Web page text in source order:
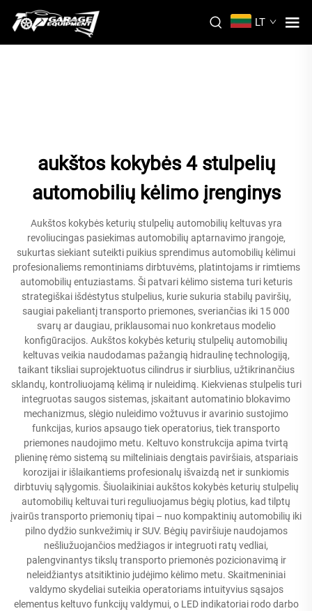
LT
aukštos kokybės 4 stulpelių
automobilių kėlimo įrenginys
Aukštos kokybės keturių stulpelių automobilių keltuvas yra
revoliucingas pasiekimas automobilių aptarnavimo įrangoje,
sukurtas siekiant suteikti puikius sprendimus automobilių kėlimui
profesionaliems remontiniams dirbtuvėms, platintojams ir rimtiems
automobilių entuziastams. Ši patvari kėlimo sistema turi keturis
strategiškai išdėstytus stulpelius, kurie sukuria stabilų paviršių,
saugiai pakeliantį transporto priemones, sveriančias iki 15 000
svarų ar daugiau, priklausomai nuo konkretaus modelio
konfigūracijos. Aukštos kokybės keturių stulpelių automobilių
keltuvas veikia naudodamas pažangią hidraulinę technologiją,
taikant tiksliai suprojektuotus cilindrus ir siurblius, užtikrinančius
sklandų, kontroliuojamą kėlimą ir nuleidimą. Kiekvienas stulpelis turi
integruotas saugos sistemas, įskaitant automatinio blokavimo
mechanizmus, slėgio nuleidimo vožtuvus ir avarinio sustojimo
funkcijas, kurios apsaugo tiek operatorius, tiek transporto
priemones naudojimo metu. Keltuvo konstrukcija apima tvirtą
plieninę rėmo sistemą su milteliniais dengtais paviršiais, atspariais
korozijai ir išlaikantiems profesionalų išvaizdą net ir sunkiomis
dirbtuvių sąlygomis. Šiuolaikiniai aukštos kokybės keturių stulpelių
automobilių keltuvai turi reguliuojamus bėgių plotius, kad tilptų
įvairūs transporto priemonių tipai – nuo kompaktinių automobilių iki
pilno dydžio sunkvežimių ir SUV. Bėgių paviršiuje naudojamos
nešliužuojančios medžiagos ir integruoti ratų vedliai,
palengvinantys tikslų transporto priemonės pozicionavimą ir
neleidžiantys atsitiktinio judėjimo kėlimo metu. Skaitmeniniai
valdymo skydeliai suteikia operatoriams intuityvius sąsajos
elementus keltuvo funkcijų valdymui, o LED indikatoriai rodo darbo